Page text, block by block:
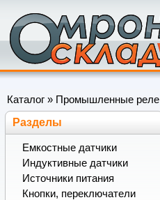
Каталог » Промышленные реле
Разделы
Емкостные датчики
Индуктивные датчики
Источники питания
Кнопки, переключатели